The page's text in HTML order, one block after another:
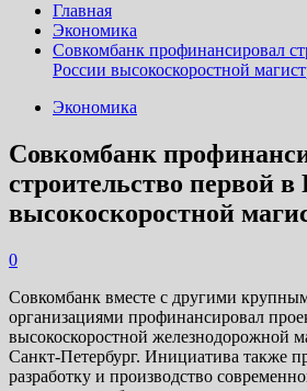
Главная
Экономика
Совкомбанк профинансировал
России высокоскоростной
Экономика
Совкомбанк
строительство первой в
высокоскоростной
0
Совкомбанк вместе с другими
организациями профинансировал
высокоскоростной железнодорожной
Санкт-Петербург. Инициатива также
разработку и производство